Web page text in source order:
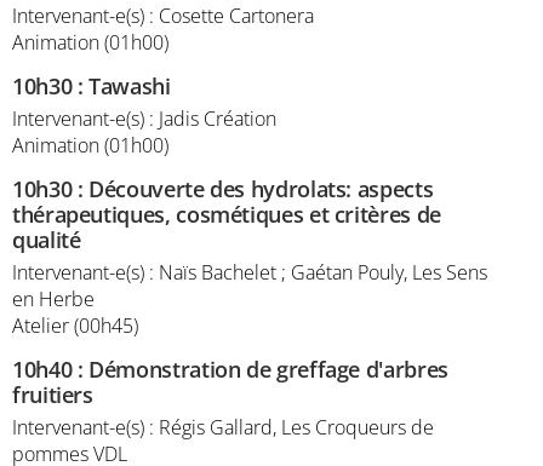
Intervenant-e(s) : Cosette Cartonera
Animation (01h00)
10h30:Tawashi
Intervenant-e(s) : Jadis Création
Animation (01h00)
10h30: Découverte des hydrolats: aspects
thérapeutiques, cosmétiques et critères de
qualité
Intervenant-e(s) : Naïs Bachelet ; Gaétan Pouly, Les Sens
en Herbe
Atelier (00h45)
10h40: Démonstration de greffage d'arbres
fruitiers
Intervenant-e(s) : Régis Gallard, Les Croqueurs de
pommes VDL